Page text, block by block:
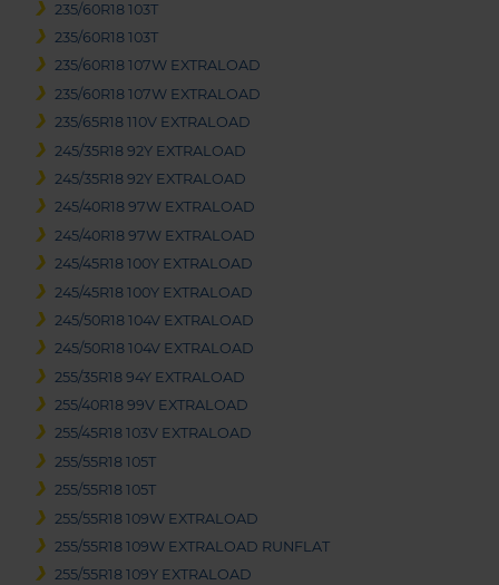
235/60R18 103T
235/60R18 103T
235/60R18 107W EXTRALOAD
235/60R18 107W EXTRALOAD
235/65R18 110V EXTRALOAD
245/35R18 92Y EXTRALOAD
245/35R18 92Y EXTRALOAD
245/40R18 97W EXTRALOAD
245/40R18 97W EXTRALOAD
245/45R18 100Y EXTRALOAD
245/45R18 100Y EXTRALOAD
245/50R18 104V EXTRALOAD
245/50R18 104V EXTRALOAD
255/35R18 94Y EXTRALOAD
255/40R18 99V EXTRALOAD
255/45R18 103V EXTRALOAD
255/55R18 105T
255/55R18 105T
255/55R18 109W EXTRALOAD
255/55R18 109W EXTRALOAD RUNFLAT
255/55R18 109Y EXTRALOAD